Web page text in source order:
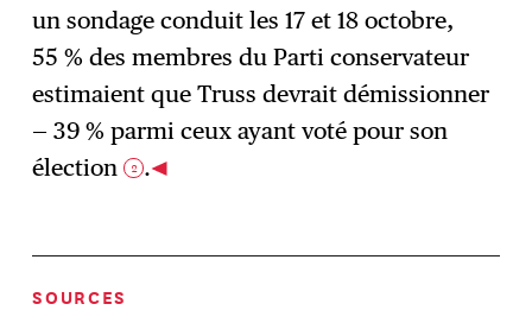
un sondage conduit les 17 et 18 octobre,
55 % des membres du Parti conservateur
estimaient que Truss devrait démissionner
— 39 % parmi ceux ayant voté pour son
élection 2 .
SOURCES